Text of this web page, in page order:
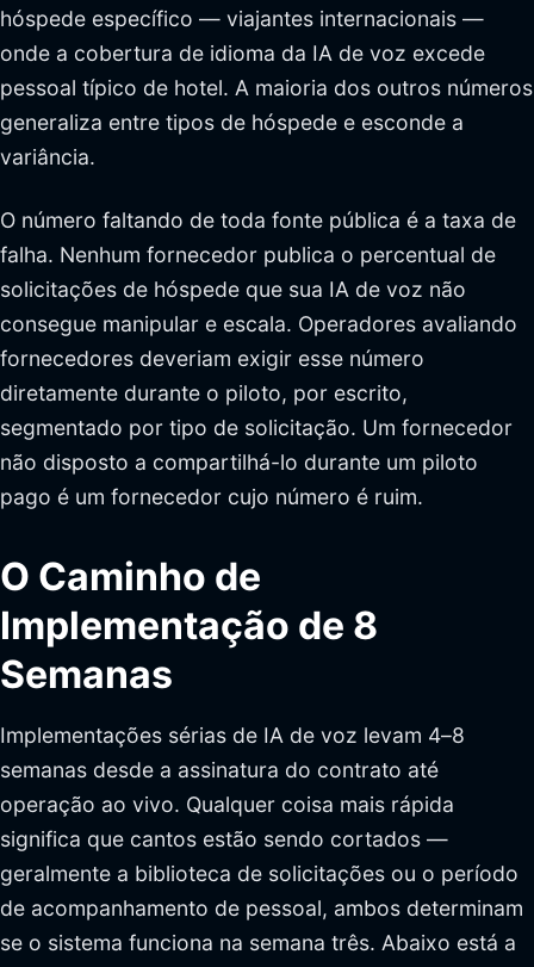
hóspede específico — viajantes internacionais —
onde a cobertura de idioma da IA de voz excede
pessoal típico de hotel. A maioria dos outros números
generaliza entre tipos de hóspede e esconde a
variância.
O número faltando de toda fonte pública é a taxa de
falha. Nenhum fornecedor publica o percentual de
solicitações de hóspede que sua IA de voz não
consegue manipular e escala. Operadores avaliando
fornecedores deveriam exigir esse número
diretamente durante o piloto, por escrito,
segmentado por tipo de solicitação. Um fornecedor
não disposto a compartilhá-lo durante um piloto
pago é um fornecedor cujo número é ruim.
O Caminho de
Implementação de 8
Semanas
Implementações sérias de IA de voz levam 4–8
semanas desde a assinatura do contrato até
operação ao vivo. Qualquer coisa mais rápida
significa que cantos estão sendo cortados —
geralmente a biblioteca de solicitações ou o período
de acompanhamento de pessoal, ambos determinam
se o sistema funciona na semana três. Abaixo está a